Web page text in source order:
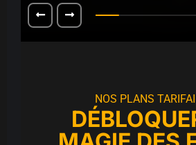
NOS PLANS